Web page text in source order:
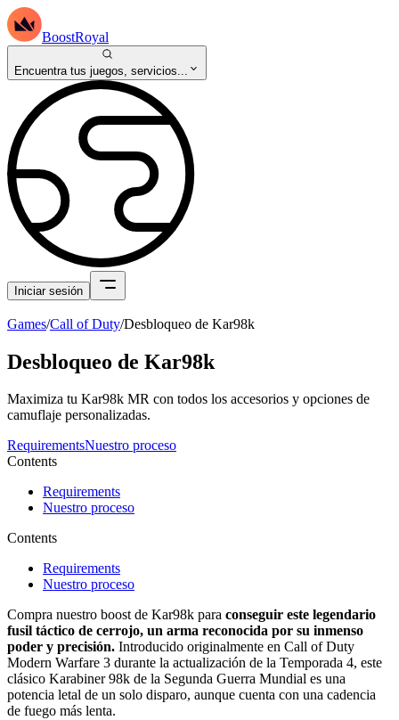
BoostRoyal
Encuentra tus juegos, servicios...
Iniciar sesión
Games/Call of Duty/Desbloqueo de Kar98k
Desbloqueo de Kar98k
Maximiza tu Kar98k MR con todos los accesorios y opciones de
camuflaje personalizadas.
RequirementsNuestro proceso
Contents
Requirements
Nuestro proceso
Contents
Requirements
Nuestro proceso
Compra nuestro boost de Kar98k para conseguir este legendario
fusil táctico de cerrojo, un arma reconocida por su inmenso
poder y precisión. Introducido originalmente en Call of Duty
Modern Warfare 3 durante la actualización de la Temporada 4, este
clásico Karabiner 98k de la Segunda Guerra Mundial es una
potencia letal de un solo disparo, aunque cuenta con una cadencia
de fuego más lenta.